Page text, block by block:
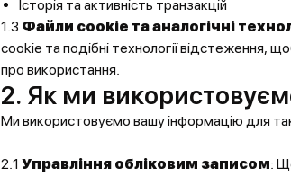
Історія та активність транзакцій
1.3 Файли cookie та аналогічні
cookie та подібні технології відстеження,
про використання.
2. Як ми
Ми використовуємо вашу інформацію для
2.1 Управління обліковим записом: